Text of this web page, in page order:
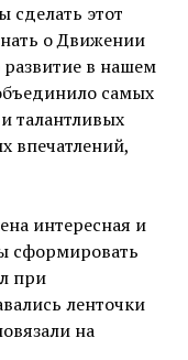
сделать этот
о Движении
в нашем
самых
талантливых
впечатлений,
интересная и
сформировать
при
ленточки
на